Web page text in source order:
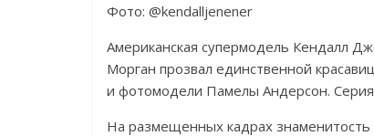
Фото: @kendalljenener
Американская супермодель Кендалл
Морган прозвал единственной
и фотомодели Памелы Андерсон. Серия
На размещенных кадрах